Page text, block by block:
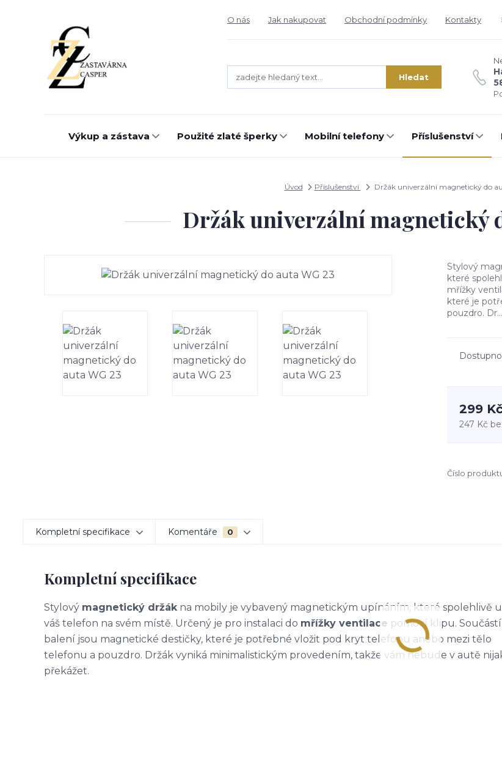
O nás Jak nakupovat Obchodní podmínky Kontakty
Hledat
Výkup a zástava Použité zlaté šperky Mobilní telefony Příslušenství
Úvod Příslušenství Držák univerzální magnetický do
Držák univerzální magnetický
Stylový
které
mřížky
které je
pouzdro. Dr...
299
247 Kč
Číslo
Kompletní specifikace Komentáře 0
Kompletní specifikace
Stylový magnetický držákna mobily je vybavený magnetickým upínáním, které spolehlivě
váš telefon na svém místě. Určený je pro instalaci do mřížky ventilace pomocí klipu. Součástí
balení jsou magnetické destičky, které je potřebné vložit pod kryt telefonu anebo mezi tělo
telefonu a pouzdro. Držák vyniká minimalistickým provedením, takže vám nebude v autě
překážet.